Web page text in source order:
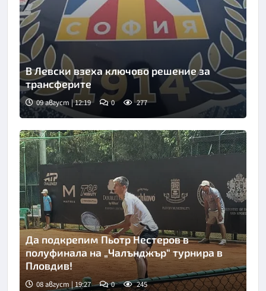
Снимка: БГНЕС
В Левски взеха ключово решение за
трансферите
09 август | 12:19 0 277
Да подкрепим Пьотр Нестеров в
полуфинала на „Чалънджър“ турнира в
Пловдив!
08 август | 19:27 0 245